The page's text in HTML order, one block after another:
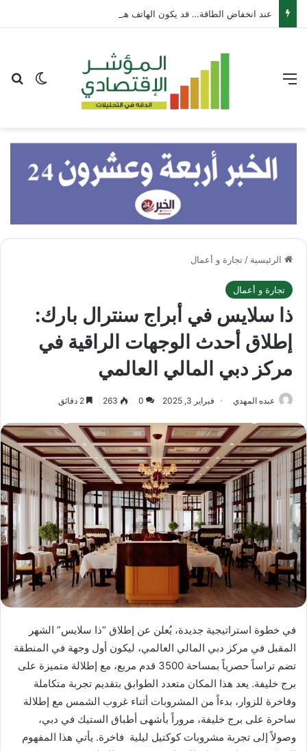
عند انخفاض الطاقة… قد يكون الهاتف هو الحل
الوضع
الرئيسية / تجارة و أعمال
تجارة و أعمال
ذا سلايس في أبراج سنترال بارك:
إطلاق أحدث الوجهات الراقية في
مركز دبي المالي العالمي
عبده المهدي فبراير 3, 2025 0
263
في خطوة استراتيجية جديدة، يُعلن عن إطلاق “ذا سلايس” الشهر
المقبل في مركز دبي المالي العالمي، ليكون أول وجهة في المنطقة
تضم تراساً حصرياً بمساحة 3500 قدم مربع، مع إطلالة متميزة على
برج خليفة. يعد هذا المكان متعدد الطوابق بتقديم تجربة متكاملة
وفاخرة للزوار، بدءاً من المشروبات أثناء غروب الشمس مع إطلالة
ساحرة على برج خليفة، مروراً بأشهى أطباق الستيك في دبي،
وصولاً إلى تجربة مشروبات كوكتيل ليلية فاخرة. يأتي هذا المفهوم